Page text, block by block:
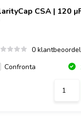
CSA | 120
0
Confronta